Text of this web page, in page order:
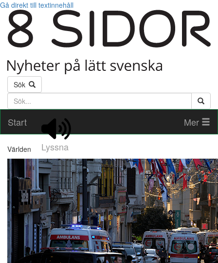
Gå direkt till textinnehåll
Sök
Söktext
Start
Lyssna
Mer
Världen